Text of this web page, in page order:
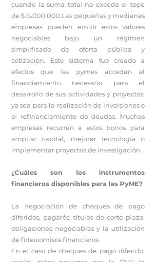
cuando la suma total no exceda el tope
de $15.000.000.Las pequeñas y medianas
empresas pueden emitir estos valores
negociables bajo un régimen
simplificado de oferta pública y
cotización. Este sistema fue creado a
efectos que las pymes accedan al
financiamiento necesario para el
desarrollo de sus actividades y proyectos,
ya sea para la realización de inversiones o
el refinanciamiento de deudas. Muchas
empresas recurren a estos bonos para
ampliar capital, mejorar tecnología o
implementar proyectos de investigación.
¿Cuáles son los instrumentos
financieros disponibles para las PyME?
La negociación de cheques de pago
diferidos, pagarés, títulos de corto plazo,
obligaciones negociables y la utilización
de fideicomisos financieros.
En el caso de cheques de pago diferido,